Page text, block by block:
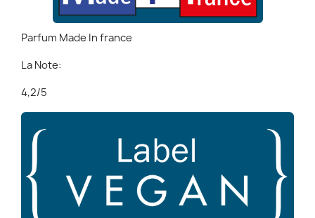
Parfum Made In france
La Note:
4,2/5